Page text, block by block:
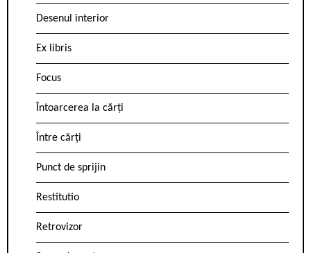
Desenul interior
Ex libris
Focus
Întoarcerea la cărți
Între cărți
Punct de sprijin
Restitutio
Retrovizor